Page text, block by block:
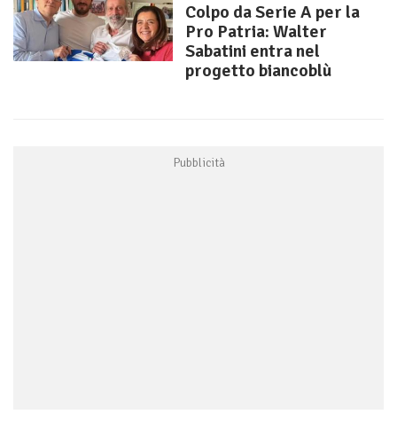
Colpo da Serie A per la
Pro Patria: Walter
Sabatini entra nel
progetto biancoblù